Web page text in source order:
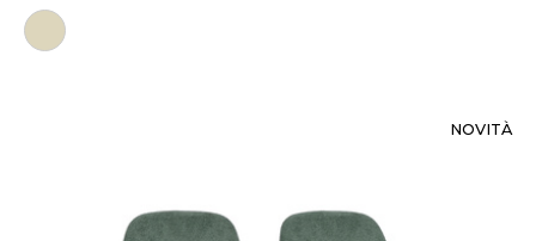
NOVITÀ